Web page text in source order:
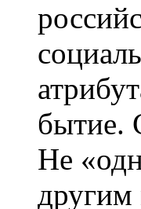
бытие.
Не